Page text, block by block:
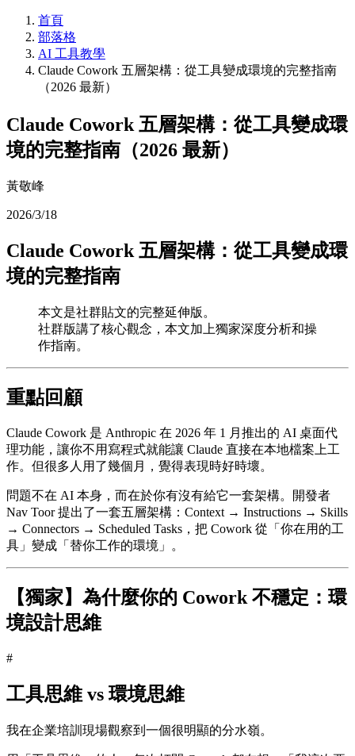
首頁
部落格
AI 工具教學
Claude Cowork 五層架構：從工具變成環境的完整指南
（2026 最新）
Claude Cowork 五層架構：從工具變成環
境的完整指南（2026 最新）
黃敬峰
2026/3/18
Claude Cowork 五層架構：從工具變成環
境的完整指南
本文是社群貼文的完整延伸版。
社群版講了核心觀念，本文加上獨家深度分析和操
作指南。
重點回顧
Claude Cowork 是 Anthropic 在 2026 年 1 月推出的 AI 桌面代
理功能，讓你不用寫程式就能讓 Claude 直接在本地檔案上工
作。但很多人用了幾個月，覺得表現時好時壞。
問題不在 AI 本身，而在於你有沒有給它一套架構。開發者
Nav Toor 提出了一套五層架構：Context → Instructions → Skills
→ Connectors → Scheduled Tasks，把 Cowork 從「你在用的工
具」變成「替你工作的環境」。
【獨家】為什麼你的 Cowork 不穩定：環
境設計思維
#
工具思維 vs 環境思維
我在企業培訓現場觀察到一個很明顯的分水嶺。